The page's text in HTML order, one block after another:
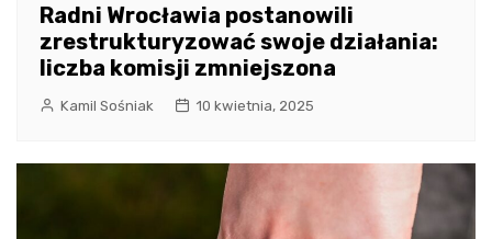
Radni Wrocławia postanowili
zrestrukturyzować swoje działania:
liczba komisji zmniejszona
Kamil Sośniak 10 kwietnia, 2025